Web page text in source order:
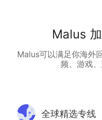
Malus
Malus可以满足你海外
频、游戏
全球精选专线